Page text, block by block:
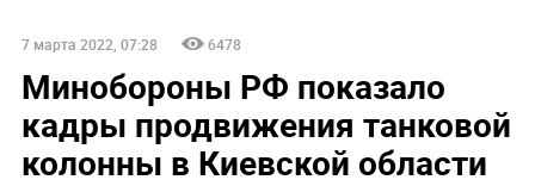
7 марта 2022, 07:28 6478
Минобороны РФ показало
кадры продвижения танковой
колонны в Киевской области